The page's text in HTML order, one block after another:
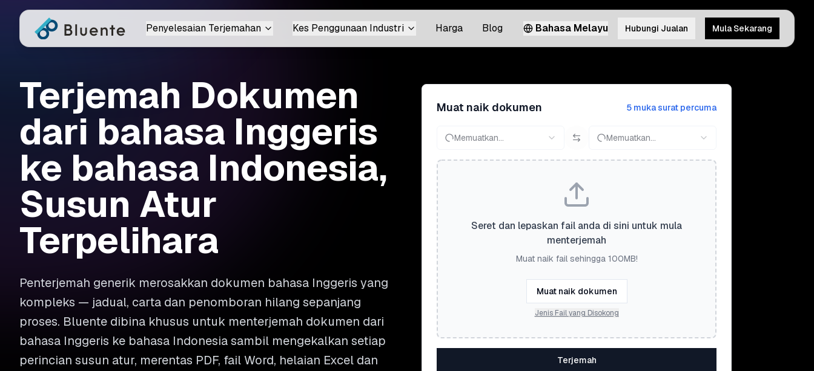
Penyelesaian Terjemahan Kes Penggunaan Industri Harga Blog Bahasa Melayu Hubungi Jualan Mula Sekarang
Terjemah Dokumen
dari bahasa Inggeris
ke bahasa Indonesia,
Susun Atur
Terpelihara
Penterjemah generik merosakkan dokumen bahasa Inggeris yang
kompleks — jadual, carta dan penomboran hilang sepanjang
proses. Bluente dibina khusus untuk menterjemah dokumen dari
bahasa Inggeris ke bahasa Indonesia sambil mengekalkan setiap
perincian susun atur, merentas PDF, fail Word, helaian Excel dan
Muat naik dokumen 5 muka surat percuma
Memuatkan... Memuatkan...
Seret dan lepaskan fail anda di sini untuk mula
menterjemah
Muat naik fail sehingga 100MB!
Muat naik dokumen
Jenis Fail yang Disokong
Terjemah